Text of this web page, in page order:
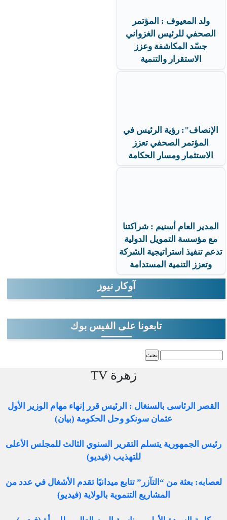
ولد المعيوف : المؤتمر
الصحفي للرئيس الغزواني
جسّد المكاشفة وعزز
الاستقرار والتنمية
الإنصاف": رؤية الرئيس في
المؤتمر الصحفي تعزز
الاستثمار ومسار الحكامة
المدير العام أسنيم : شراكتنا
مع مؤسسة التمويل الدولية
تدعم تنفيذ استراتيجية الشركة
وتعزز التنمية المستدامة
آوكار نيوز
تابعونا على الفيس بوك
استمارة البحث‏بحث ‏
زهرة TV
القصر الرئاسى بالسنغال : الرئيس قرر إنهاء مهام الوزير الأول
عثمان سونكو وحل الحكومة (بيان)
رئيس الجمهورية يتسلم التقرير السنوي الثالث للمجلس الأعلى
للتهذيب (فيديو)
لعصابه: بعثة من “التآزر” تتابع ميدانيًا تقدم الأشغال في عدد من
المشاريع التنموية بالولاية (فيديو)